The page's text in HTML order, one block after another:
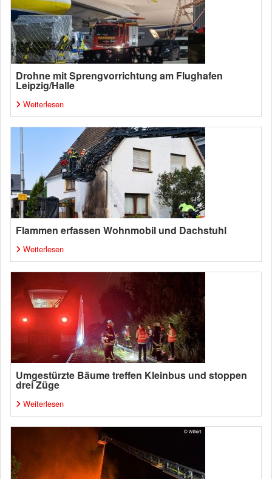
Drohne mit Sprengvorrichtung am Flughafen
Leipzig/Halle
Weiterlesen
Flammen erfassen Wohnmobil und Dachstuhl
Weiterlesen
Umgestürzte Bäume treffen Kleinbus und stoppen
drei Züge
Weiterlesen